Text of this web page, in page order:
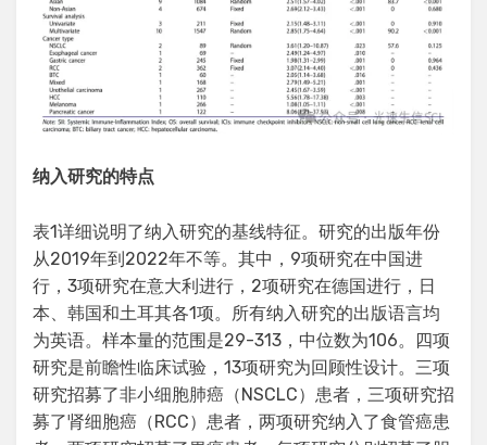
纳入研究的特点
表1详细说明了纳入研究的基线特征。研究的出版年份
从2019年到2022年不等。其中，9项研究在中国进
行，3项研究在意大利进行，2项研究在德国进行，日
本、韩国和土耳其各1项。所有纳入研究的出版语言均
为英语。样本量的范围是29-313，中位数为106。四项
研究是前瞻性临床试验，13项研究为回顾性设计。三项
研究招募了非小细胞肺癌（NSCLC）患者，三项研究招
募了肾细胞癌（RCC）患者，两项研究纳入了食管癌患